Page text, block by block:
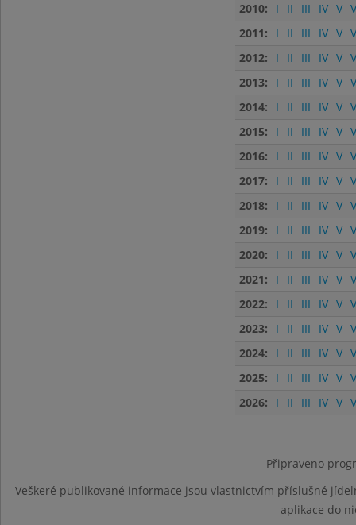
2010:
I II III IV V
2011:
I II III IV V
2012:
I II III IV V
2013:
I II III IV V
2014:
I II III IV V
2015:
I II III IV V
2016:
I II III IV V
2017:
I II III IV V
2018:
I II III IV V
2019:
I II III IV V
2020:
I II III IV V
2021:
I II III IV V
2022:
I II III IV V
2023:
I II III IV V
2024:
I II III IV V
2025:
I II III IV V
2026:
I II III IV V
Připraveno
Veškeré publikované informace jsou vlastnictvím příslušné
aplikace do